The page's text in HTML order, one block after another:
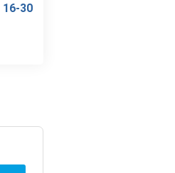
16-30